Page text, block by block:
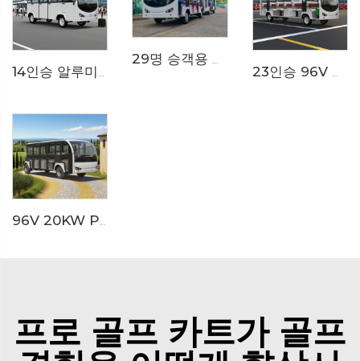
14인승 알루미늄 문 닫힘형 200AH LiFePO4 리튬 전기 소형 버스 LS6148KF
23인승 96V 리튬 이온 배터리 리조트 또는 호텔용 전기 미니버스 LS6230K
프로 골프 카트가 골프